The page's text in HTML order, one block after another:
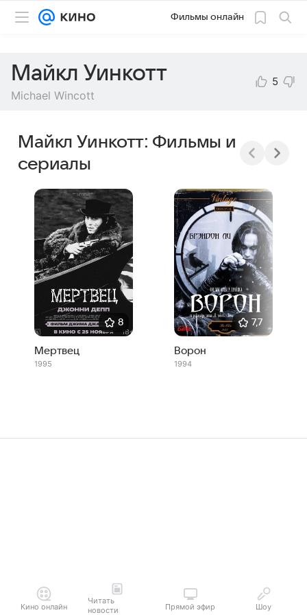
Фильмы онлайн
Майкл Уинкотт
Michael Wincott
5
Майкл Уинкотт: Фильмы и
сериалы
8
Мертвец
1995
7,7
Ворон
1994
Кино онлайн
Читать
новости
Прямой эфир Шоу